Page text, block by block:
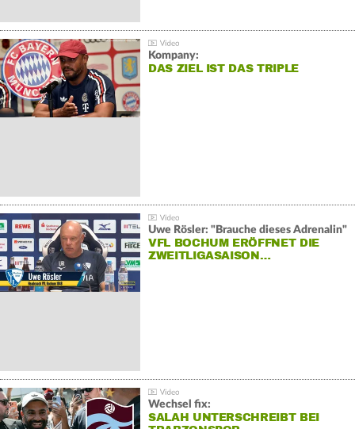
Kompany:
DAS ZIEL IST DAS TRIPLE
Uwe Rösler: "Brauche dieses Adrenalin"
VFL BOCHUM ERÖFFNET DIE
ZWEITLIGASAISON…
Wechsel fix:
SALAH UNTERSCHREIBT BEI